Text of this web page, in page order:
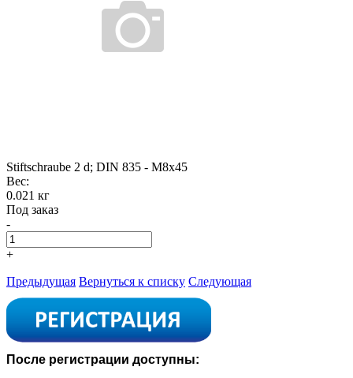
Stiftschraube 2 d; DIN 835 - M8x45
Вес:
0.021 кг
Под заказ
-
+
Предыдущая Вернуться к списку Следующая
После регистрации доступны: